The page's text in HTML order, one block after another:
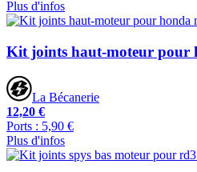
Plus d'infos
Kit joints haut-moteur pour
La Bécanerie
12,20 €
Ports : 5,90 €
Plus d'infos